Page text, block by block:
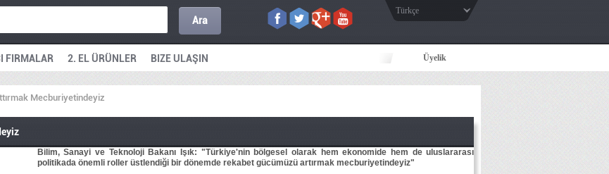
Ara
Türkçe
FIRMALAR 2. EL ÜRÜNLER BIZE ULAŞIN Üyelik
Mecburiyetindeyiz
Bilim, Sanayi ve Teknoloji Bakanı Işık: "Türkiye'nin bölgesel olarak hem ekonomide hem de uluslararası
politikada önemli roller üstlendiği bir dönemde rekabet gücümüzü artırmak mecburiyetindeyiz"